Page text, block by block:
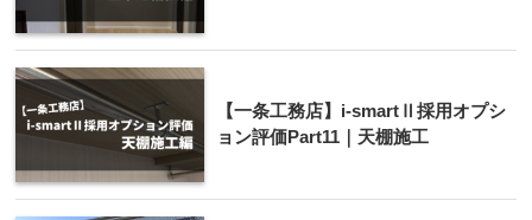
【一条工務店】i-smartⅡ採用オプシ
ョン評価Part11｜天棚施工